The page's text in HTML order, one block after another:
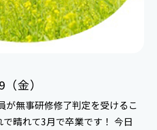
金）
が無事研修修了判定を受けるこ
晴れて3月で卒業です！ 今日